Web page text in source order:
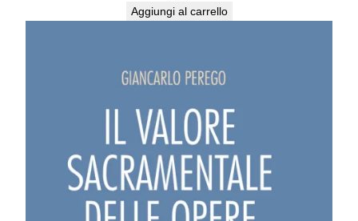
Aggiungi al carrello